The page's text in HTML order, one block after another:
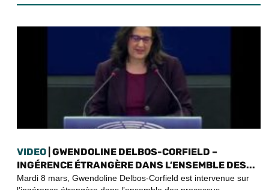
VIDEO | GWENDOLINE DELBOS-CORFIELD –
INGÉRENCE ÉTRANGÈRE DANS L’ENSEMBLE DES...
Mardi 8 mars, Gwendoline Delbos-Corfield est intervenue sur